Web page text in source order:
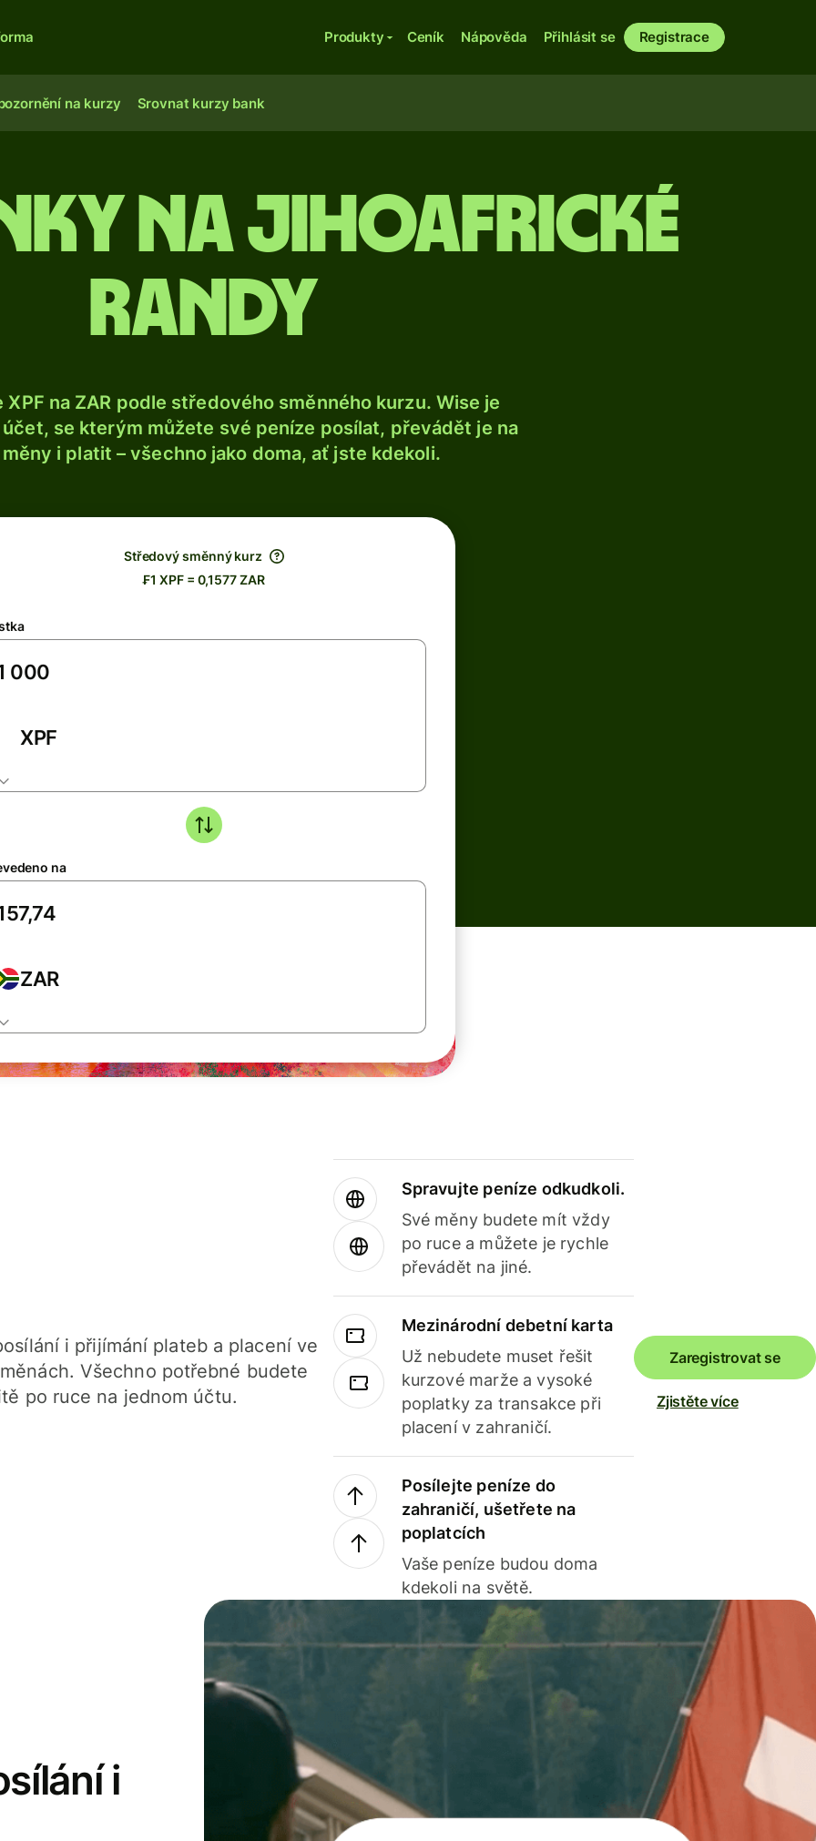
Produkty Ceník Nápověda Přihlásit se Registrace
na kurzy Srovnat kurzy bank
na jihoafrické
randy
XPF na ZAR podle středového směnného kurzu. Wise je
se kterým můžete své peníze posílat, převádět je na
i platit – všechno jako doma, ať jste kdekoli.
Středový směnný kurz
₣1 XPF = 0,1577 ZAR
XPF
na
ZAR
i přijímání plateb a placení ve
Všechno potřebné budete
po ruce na jednom účtu.
Spravujte peníze odkudkoli.
Své měny budete mít vždy
po ruce a můžete je rychle
převádět na jiné.
Mezinárodní debetní karta
Už nebudete muset řešit
kurzové marže a vysoké
poplatky za transakce při
placení v zahraničí.
Posílejte peníze do
zahraničí, ušetřete na
poplatcích
Vaše peníze budou doma
kdekoli na světě.
Zaregistrovat se
Zjistěte více
i